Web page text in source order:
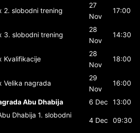
2. slobodni trening
27
Nov
17:00
3. slobodni trening
28
Nov
14:30
Kvalifikacije
28
Nov
18:00
Velika nagrada
29
Nov
16:00
Abu Dhabija 6 Dec
13:00
Dhabija 1. slobodni
4 Dec 09:30